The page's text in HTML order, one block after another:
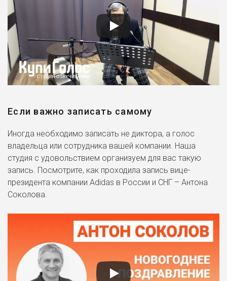
Если важно записать самому
Иногда необходимо записать не диктора, а голос
владельца или сотрудника вашей компании. Наша
студия с удовольствием организуем для вас такую
запись. Посмотрите, как проходила запись вице-
президента компании Adidas в России и СНГ – Антона
Соколова.